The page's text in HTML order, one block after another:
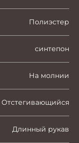
Полиэстер
синтепон
На молнии
Отстегивающийся
Длинный рукав